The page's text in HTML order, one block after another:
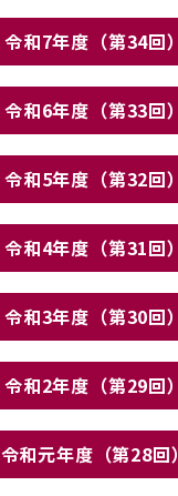
令和7年度（第34回）
令和6年度（第33回）
令和5年度（第32回）
令和4年度（第31回）
令和3年度（第30回）
令和2年度（第29回）
令和元年度（第28回）